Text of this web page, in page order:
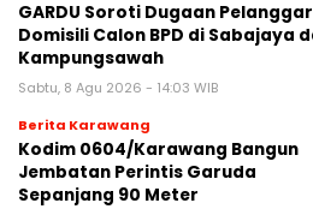
GARDU Soroti Dugaan
Domisili Calon BPD di Sabajaya
Kampungsawah
Sabtu, 8 Agu 2026 - 14:03 WIB
Berita Karawang
Kodim 0604/Karawang Bangun
Jembatan Perintis Garuda
Sepanjang 90 Meter